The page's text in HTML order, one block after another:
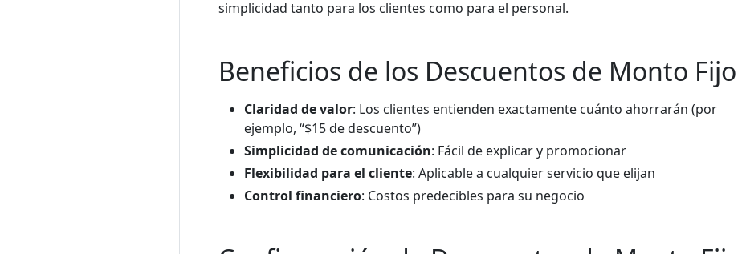
simplicidad tanto para los clientes como para el personal.
Beneficios de los Descuentos de Monto Fijo
Claridad de valor: Los clientes entienden exactamente cuánto ahorrarán (por
ejemplo, “$15 de descuento”)
Simplicidad de comunicación: Fácil de explicar y promocionar
Flexibilidad para el cliente: Aplicable a cualquier servicio que elijan
Control financiero: Costos predecibles para su negocio